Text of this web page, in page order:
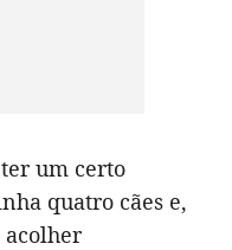
um certo
quatro cães e,